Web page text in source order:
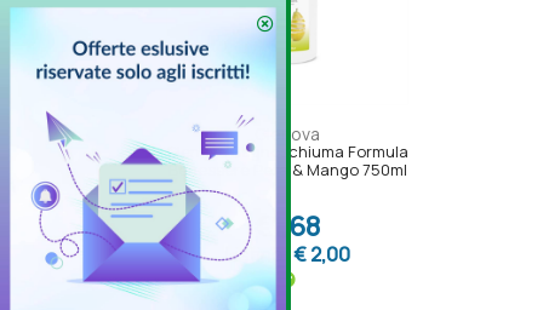
Glenova
Glenova Bagnoschiuma Formula
Benessere Pera & Mango 750ml
€1,68
Listino: € 2,00